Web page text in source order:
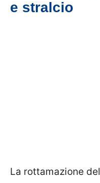
e stralcio
La rottamazione